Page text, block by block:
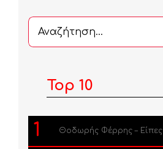
Αναζήτηση
...
Top 10
1 Θοδωρής Φέρρης – Είπες